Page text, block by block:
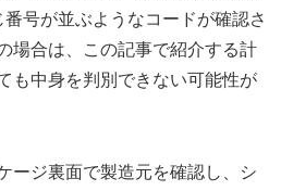
号が並ぶようなコードが確認さ
場合は、この記事で紹介する計
も中身を判別できない可能性が
ージ裏面で製造元を確認し、シ